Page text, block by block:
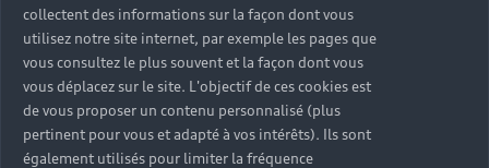
collectent des informations sur la façon dont vous
utilisez notre site internet, par exemple les pages que
vous consultez le plus souvent et la façon dont vous
vous déplacez sur le site. L'objectif de ces cookies est
de vous proposer un contenu personnalisé (plus
pertinent pour vous et adapté à vos intérêts). Ils sont
également utilisés pour limiter la fréquence